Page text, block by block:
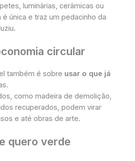
luminárias, cerâmicas ou
única e traz um pedacinho da
circular
também é sobre usar o que já
como madeira de demolição,
recuperados, podem virar
e até obras de arte.
quero verde